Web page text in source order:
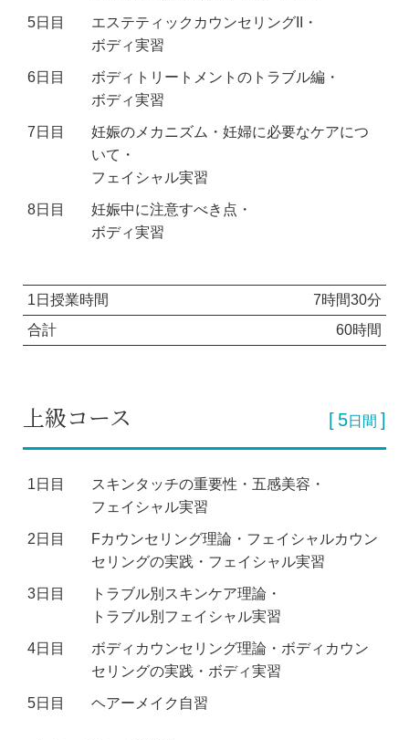
5日目
エステティックカウンセリングII・
ボディ実習
6日目
ボディトリートメントのトラブル編・
ボディ実習
7日目
妊娠のメカニズム・妊婦に必要なケアにつ
いて・
フェイシャル実習
8日目
妊娠中に注意すべき点・
ボディ実習
1日授業時間
7時間30分
合計
60時間
上級コース 5日間
1日目
スキンタッチの重要性・五感美容・
フェイシャル実習
2日目
Fカウンセリング理論・フェイシャルカウン
セリングの実践・フェイシャル実習
3日目
トラブル別スキンケア理論・
トラブル別フェイシャル実習
4日目
ボディカウンセリング理論・ボディカウン
セリングの実践・ボディ実習
5日目 ヘアーメイク自習